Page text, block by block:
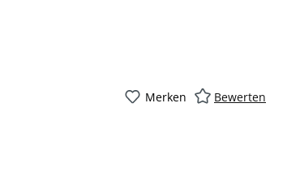
Merken Bewerten